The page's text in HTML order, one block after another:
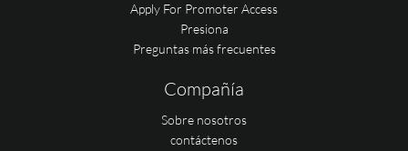
Apply For Promoter Access
Presiona
Preguntas más frecuentes
Compañía
Sobre nosotros
contáctenos